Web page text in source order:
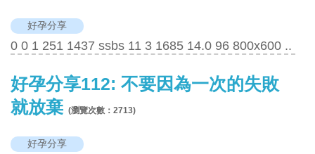
好孕分享
0 0 1 251 1437 ssbs 11 3 1685 14.0 96 800x600 ..
好孕分享112: 不要因為一次的失敗
就放棄 (瀏覽次數：2713)
好孕分享